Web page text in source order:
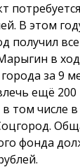
В этом
получил
в
за 9
ещё
том числе
фонда